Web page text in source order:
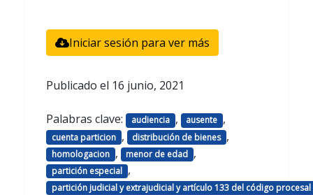
Iniciar sesión para ver más
Publicado el 16 junio, 2021
Palabras clave: audiencia , ausente ,
cuenta particion , distribución de bienes ,
homologacion , menor de edad ,
partición especial ,
partición judicial y extrajudicial y artículo 133 del código procesal